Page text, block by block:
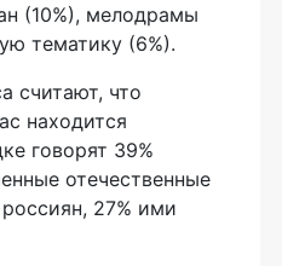
(10%), мелодрамы
тематику (6%).
считают, что
находится
говорят 39%
отечественные
27% ими